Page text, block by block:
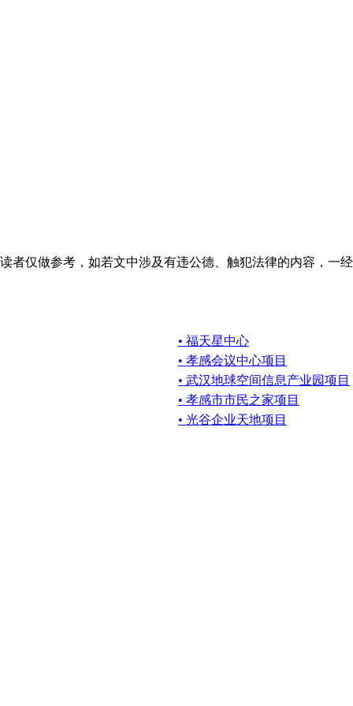
者仅做参考，如若文中涉及有违公德、触犯法律的内容，一
• 福天星中心
• 孝感会议中心项目
• 武汉地球空间信息产业园项目
• 孝感市市民之家项目
• 光谷企业天地项目